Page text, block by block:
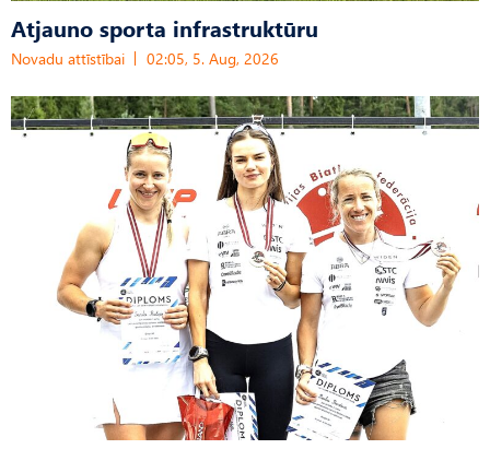
Atjauno sporta infrastruktūru
Novadu attīstībai 02:05, 5. Aug, 2026